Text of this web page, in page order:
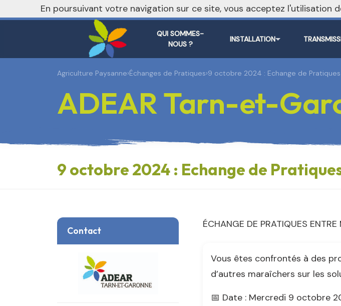
QUI SOMMES-
NOUS ?
INSTALLATION
Agriculture Paysanne›Échanges de Pratiques›9 octobre 2024 : Echange de
ADEAR Tarn-et-
9 octobre 2024 : Echange de
Contact
ÉCHANGE DE PRATIQUES
Vous êtes confrontés à des
d’autres maraîchers sur les
📅 Date : Mercredi 9 octobre
En poursuivant votre navigation sur ce site, vous acceptez